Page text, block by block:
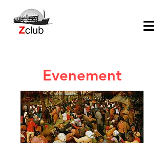
Evenement